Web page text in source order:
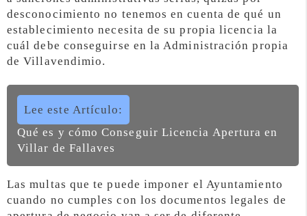
desconocimiento no tenemos en cuenta de qué un
establecimiento necesita de su propia licencia la
cuál debe conseguirse en la Administración propia
de Villavendimio.
Lee este Artículo:
Qué es y cómo Conseguir Licencia Apertura en
Villar de Fallaves
Las multas que te puede imponer el Ayuntamiento
cuando no cumples con los documentos legales de